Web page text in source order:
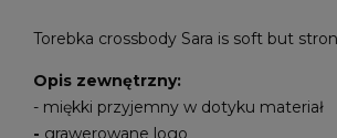
Torebka crossbody Sara is soft but
Opis zewnętrzny:
- miękki przyjemny w dotyku materiał
- grawerowane logo